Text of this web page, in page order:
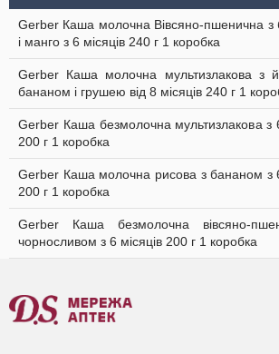
Gerber Каша молочна Вівсяно-пшенична з
і манго з 6 місяців 240 г 1 коробка
Gerber Каша молочна мультизлакова з
бананом і грушею від 8 місяців 240 г 1
Gerber Каша безмолочна мультизлакова з
200 г 1 коробка
Gerber Каша молочна рисова з бананом з
200 г 1 коробка
Gerber Каша безмолочна вівсяно-
чорносливом з 6 місяців 200 г 1 коробка